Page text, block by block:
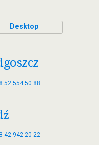
Desktop
52 554 50 88
42 942 20 22